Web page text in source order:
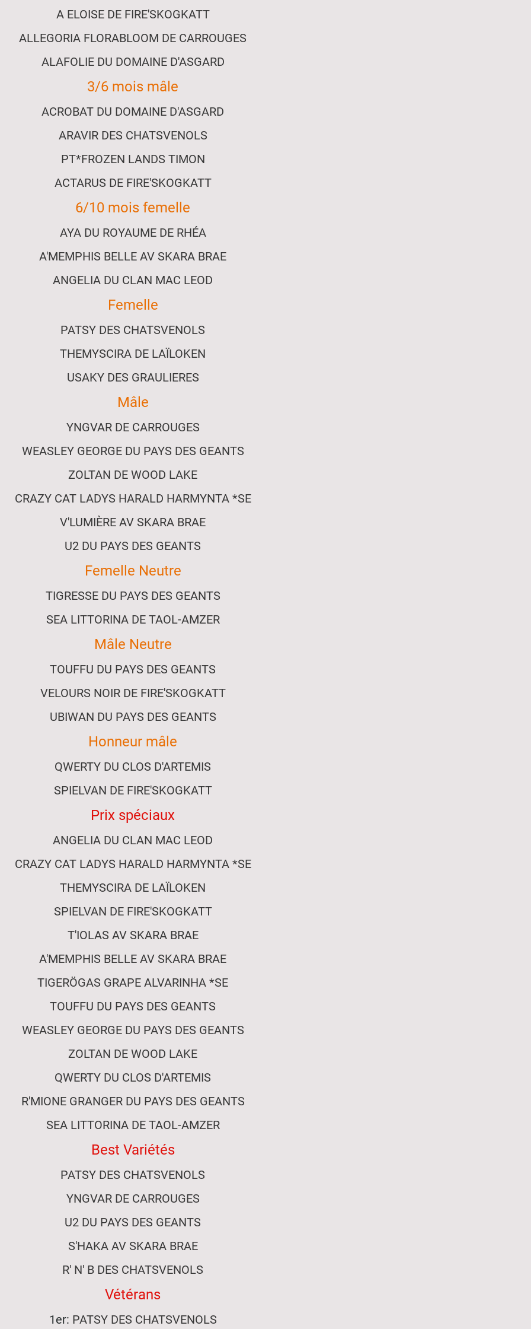
A ELOISE DE FIRE'SKOGKATT
ALLEGORIA FLORABLOOM DE CARROUGES
ALAFOLIE DU DOMAINE D'ASGARD
3/6 mois mâle
ACROBAT DU DOMAINE D'ASGARD
ARAVIR DES CHATSVENOLS
PT*FROZEN LANDS TIMON
ACTARUS DE FIRE'SKOGKATT
6/10 mois femelle
AYA DU ROYAUME DE RHÉA
A'MEMPHIS BELLE AV SKARA BRAE
ANGELIA DU CLAN MAC LEOD
Femelle
PATSY DES CHATSVENOLS
THEMYSCIRA DE LAÏLOKEN
USAKY DES GRAULIERES
Mâle
YNGVAR DE CARROUGES
WEASLEY GEORGE DU PAYS DES GEANTS
ZOLTAN DE WOOD LAKE
CRAZY CAT LADYS HARALD HARMYNTA *SE
V'LUMIÈRE AV SKARA BRAE
U2 DU PAYS DES GEANTS
Femelle Neutre
TIGRESSE DU PAYS DES GEANTS
SEA LITTORINA DE TAOL-AMZER
Mâle Neutre
TOUFFU DU PAYS DES GEANTS
VELOURS NOIR DE FIRE'SKOGKATT
UBIWAN DU PAYS DES GEANTS
Honneur mâle
QWERTY DU CLOS D'ARTEMIS
SPIELVAN DE FIRE'SKOGKATT
Prix spéciaux
ANGELIA DU CLAN MAC LEOD
CRAZY CAT LADYS HARALD HARMYNTA *SE
THEMYSCIRA DE LAÏLOKEN
SPIELVAN DE FIRE'SKOGKATT
T'IOLAS AV SKARA BRAE
A'MEMPHIS BELLE AV SKARA BRAE
TIGERÖGAS GRAPE ALVARINHA *SE
TOUFFU DU PAYS DES GEANTS
WEASLEY GEORGE DU PAYS DES GEANTS
ZOLTAN DE WOOD LAKE
QWERTY DU CLOS D'ARTEMIS
R'MIONE GRANGER DU PAYS DES GEANTS
SEA LITTORINA DE TAOL-AMZER
Best Variétés
PATSY DES CHATSVENOLS
YNGVAR DE CARROUGES
U2 DU PAYS DES GEANTS
S'HAKA AV SKARA BRAE
R' N' B DES CHATSVENOLS
Vétérans
1er: PATSY DES CHATSVENOLS